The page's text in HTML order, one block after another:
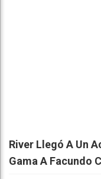
River Llegó A Un
Gama A Facundo